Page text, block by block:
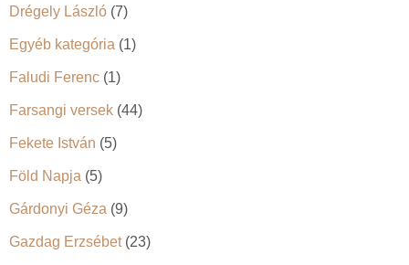
Drégely László (7)
Egyéb kategória (1)
Faludi Ferenc (1)
Farsangi versek (44)
Fekete István (5)
Föld Napja (5)
Gárdonyi Géza (9)
Gazdag Erzsébet(23)